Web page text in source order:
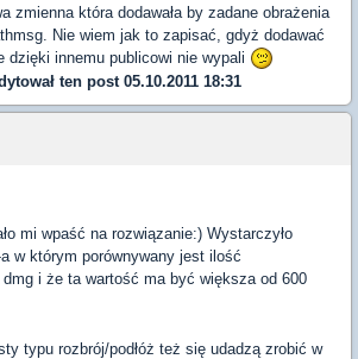
zmienna która dodawała by zadane obrażenia
Nie wiem jak to zapisać, gdyż dodawać
innemu publicowi nie wypali
ten post 05.10.2011 18:31
mi wpaść na rozwiązanie:) Wystarczyło
w którym porównywany jest ilość
i że ta wartość ma być większa od 600
typu rozbrój/podłóż też się udadzą zrobić w